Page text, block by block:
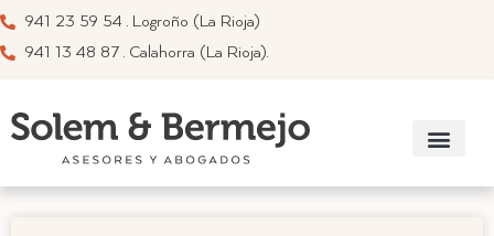
941 23 59 54 . Logroño (La Rioja)
941 13 48 87 . Calahorra (La Rioja).